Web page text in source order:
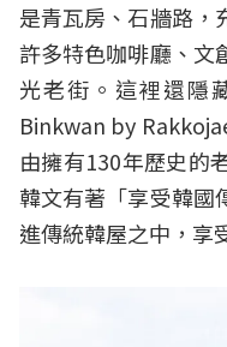
是青瓦房、石牆路，
許多特色咖啡廳、文
光老街。這裡還隱
Binkwan by
由擁有130年歷史的
韓文有著「享受韓國
進傳統韓屋之中，享